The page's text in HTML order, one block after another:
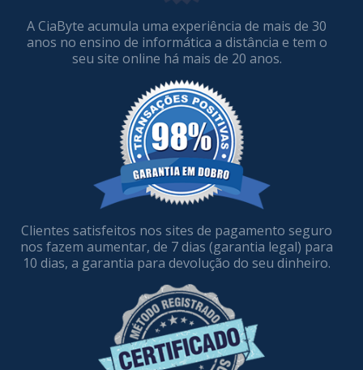
A CiaByte acumula uma experiência de mais de 30
anos no ensino de informática a distância e tem o
seu site online há mais de 20 anos.
Clientes satisfeitos nos sites de pagamento seguro
nos fazem aumentar, de 7 dias (garantia legal) para
10 dias, a garantia para devolução do seu dinheiro.